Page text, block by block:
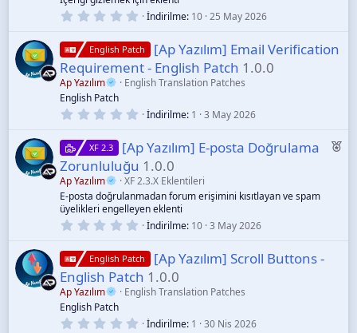
ı
z0
0
y
ı
l
d
z
İndirilme 10 25 May 2026
English Patch
[Ap Yazılım] Email Verification
Requirement - English Patch 1.0.0
Ap Yazılım
English Translation Patches
English Patch
0
0
y
l
d
ı
z
İndirilme 1 3 May 2026
Ö
XF 2.3
[Ap Yazılım] E-posta Doğrulama
Zorunluluğu 1.0.0
Ap Yazılım
XF 2.3.X Eklentileri
E-posta doğrulanmadan forum erişimini kısıtlayan ve spam
üyelikleri engelleyen eklenti
0
0
y
ı
l
d
z
İndirilme 10 3 May 2026
English Patch
[Ap Yazılım] Scroll Buttons -
English Patch 1.0.0
Ap Yazılım
English Translation Patches
English Patch
0İndirilme 1 30 Nis 2026